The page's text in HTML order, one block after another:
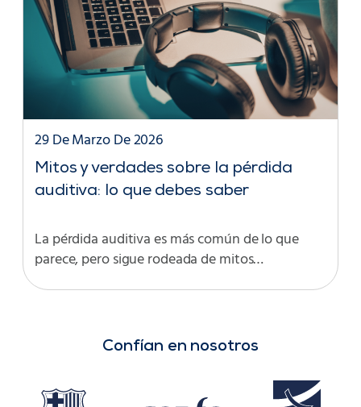
Mitos y verdades sobre la pérdida
auditiva: lo que debes saber
29 De Marzo De 2026
La pérdida auditiva es más común de lo que
parece, pero sigue rodeada de mitos…
Confían en nosotros